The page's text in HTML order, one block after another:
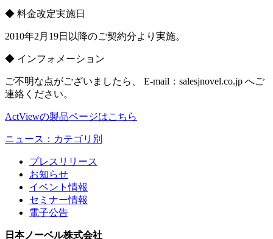
◆ 料金改定実施日
2010年2月19日以降のご契約分より実施。
◆ インフォメーション
ご不明な点がございましたら、 E-mail： salesjnovel.co.jp へご
連絡ください。
ActViewの製品ページはこちら
ニュース：カテゴリ別
プレスリリース
お知らせ
イベント情報
セミナー情報
電子公告
日本ノーベル株式会社